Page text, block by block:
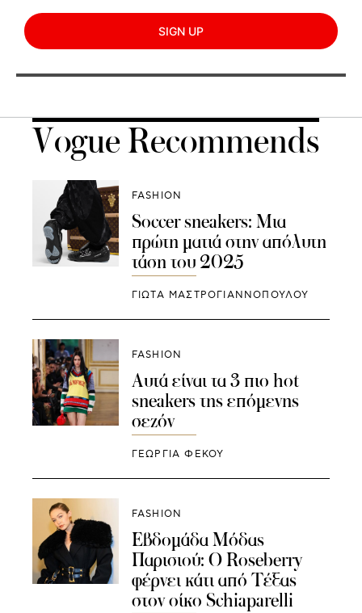
SIGN UP
Vogue Recommends
FASHION
Soccer sneakers: Μια
πρώτη ματιά στην απόλυτη
τάση του 2025
ΓΙΩΤΑ ΜΑΣΤΡΟΓΙΑΝΝΟΠΟΥΛΟΥ
FASHION
Αυτά είναι τα 3 πιο hot
sneakers της επόμενης
σεζόν
ΓΕΩΡΓΙΑ ΦΕΚΟΥ
FASHION
Εβδομάδα Μόδας
Παρισιού: Ο Roseberry
φέρνει κάτι από Τέξας
στον οίκο Schiaparelli